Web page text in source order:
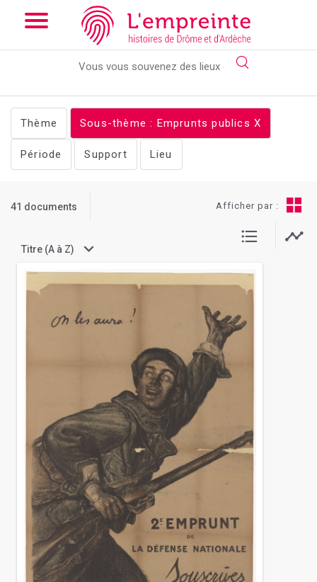
Array ( [slug] => documents [stheme] => Emprunts publics )
Add the new slick-theme.css if you want the default styling
Thème Sous-thème : Emprunts publics X
Période Support Lieu
41 documents
Titre (A à Z)
Afficher par :